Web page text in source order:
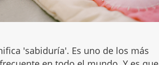
'sabiduría'. Es uno de los más